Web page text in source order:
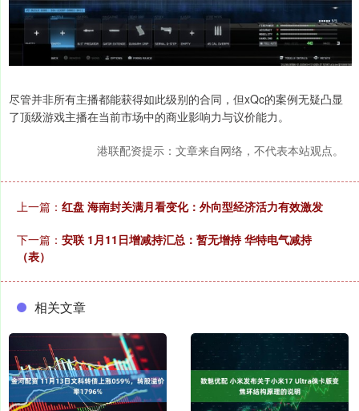
尽管并非所有主播都能获得如此级别的合同，但xQc的案例无疑凸显
了顶级游戏主播在当前市场中的商业影响力与议价能力。
港联配资提示：文章来自网络，不代表本站观点。
上一篇： 红盘 海南封关满月看变化：外向型经济活力有效激发
下一篇： 安联 1月11日增减持汇总：暂无增持 华特电气减持
（表）
相关文章